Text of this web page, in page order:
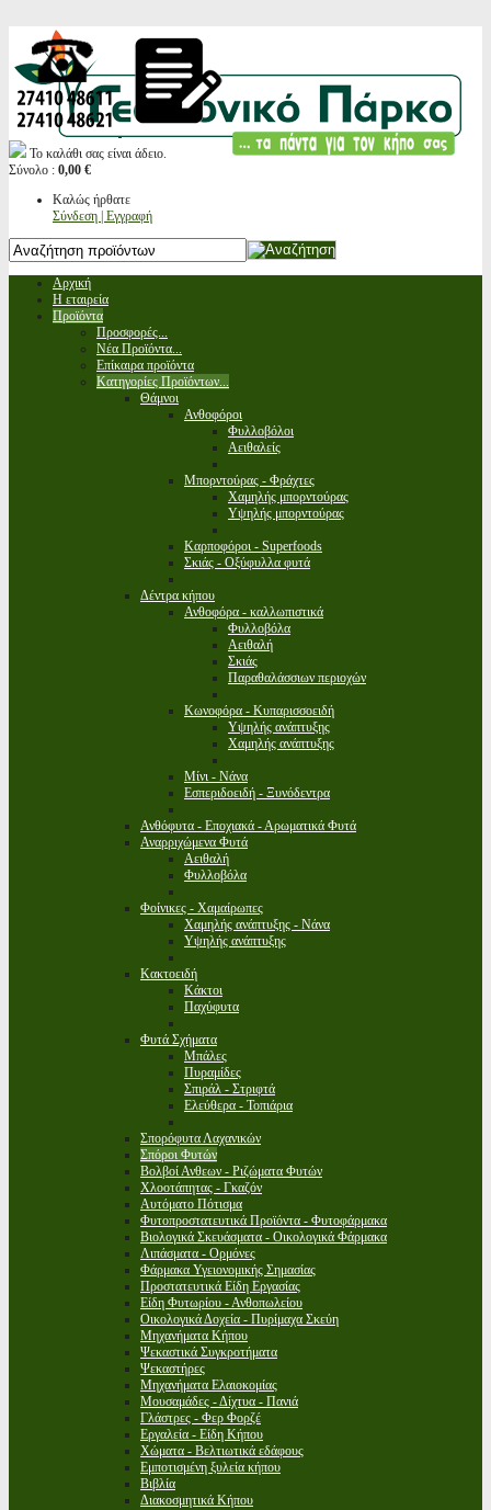
Το καλάθι σας είναι άδειο.
Σύνολο : 0,00 €
Καλώς ήρθατε
Σύνδεση | Εγγραφή
Αρχική
Η εταιρεία
Προϊόντα
Προσφορές...
Νέα Προϊόντα...
Επίκαιρα προϊόντα
Κατηγορίες Προϊόντων...
Θάμνοι
Ανθοφόροι
Φυλλοβόλοι
Αειθαλείς
Μπορντούρας - Φράχτες
Χαμηλής μπορντούρας
Υψηλής μπορντούρας
Καρποφόροι - Superfoods
Σκιάς - Οξύφυλλα φυτά
Δέντρα κήπου
Ανθοφόρα - καλλωπιστικά
Φυλλοβόλα
Αειθαλή
Σκιάς
Παραθαλάσσιων περιοχών
Κωνοφόρα - Κυπαρισσοειδή
Υψηλής ανάπτυξης
Χαμηλής ανάπτυξης
Μίνι - Νάνα
Εσπεριδοειδή - Ξυνόδεντρα
Ανθόφυτα - Εποχιακά - Αρωματικά Φυτά
Αναρριχώμενα Φυτά
Αειθαλή
Φυλλοβόλα
Φοίνικες - Χαμαίρωπες
Χαμηλής ανάπτυξης - Νάνα
Υψηλής ανάπτυξης
Κακτοειδή
Κάκτοι
Παχύφυτα
Φυτά Σχήματα
Μπάλες
Πυραμίδες
Σπιράλ - Στριφτά
Ελεύθερα - Τοπιάρια
Σπορόφυτα Λαχανικών
Σπόροι Φυτών
Βολβοί Ανθεων - Ριζώματα Φυτών
Χλοοτάπητας - Γκαζόν
Αυτόματο Πότισμα
Φυτοπροστατευτικά Προϊόντα - Φυτοφάρμακα
Βιολογικά Σκευάσματα - Οικολογικά Φάρμακα
Λιπάσματα - Ορμόνες
Φάρμακα Υγειονομικής Σημασίας
Προστατευτικά Είδη Εργασίας
Είδη Φυτωρίου - Ανθοπωλείου
Οικολογικά Δοχεία - Πυρίμαχα Σκεύη
Μηχανήματα Κήπου
Ψεκαστικά Συγκροτήματα
Ψεκαστήρες
Μηχανήματα Ελαιοκομίας
Μουσαμάδες - Δίχτυα - Πανιά
Γλάστρες - Φερ Φορζέ
Εργαλεία - Είδη Κήπου
Χώματα - Βελτιωτικά εδάφους
Εμποτισμένη ξυλεία κήπου
Βιβλία
Διακοσμητικά Κήπου